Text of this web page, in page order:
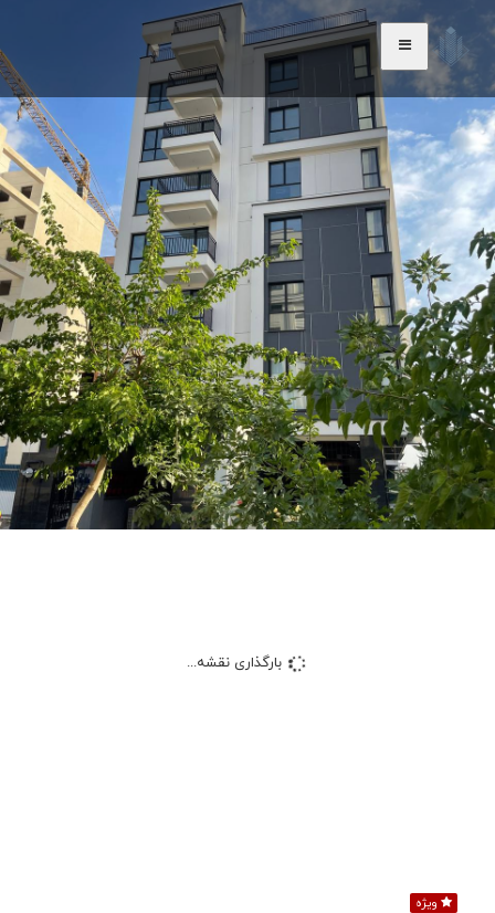
بارگذاری نقشه...
ویژه